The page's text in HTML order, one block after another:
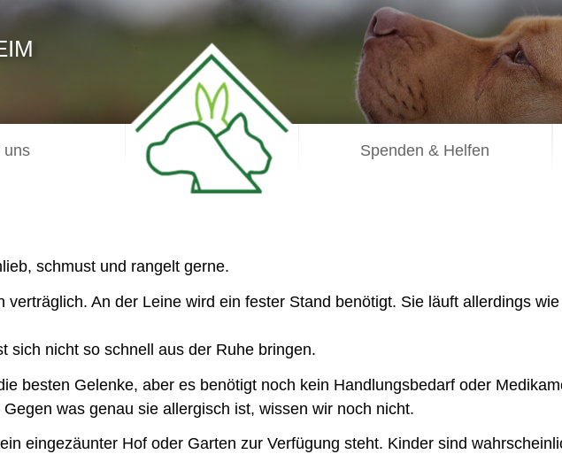
uns Spenden & Helfen
schmust und rangelt gerne.
verträglich. An der Leine wird ein fester Stand benötigt. Sie läuft allerdings
sich nicht so schnell aus der Ruhe bringen.
besten Gelenke, aber es benötigt noch kein Handlungsbedarf oder
was genau sie allergisch ist, wissen wir noch nicht.
eingezäunter Hof oder Garten zur Verfügung steht. Kinder sind